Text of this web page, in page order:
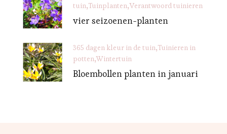
tuin Tuinplanten Verantwoord tuinieren
vier seizoenen-planten
365 dagen kleur in de tuin Tuinieren in
potten Wintertuin
Bloembollen planten in januari